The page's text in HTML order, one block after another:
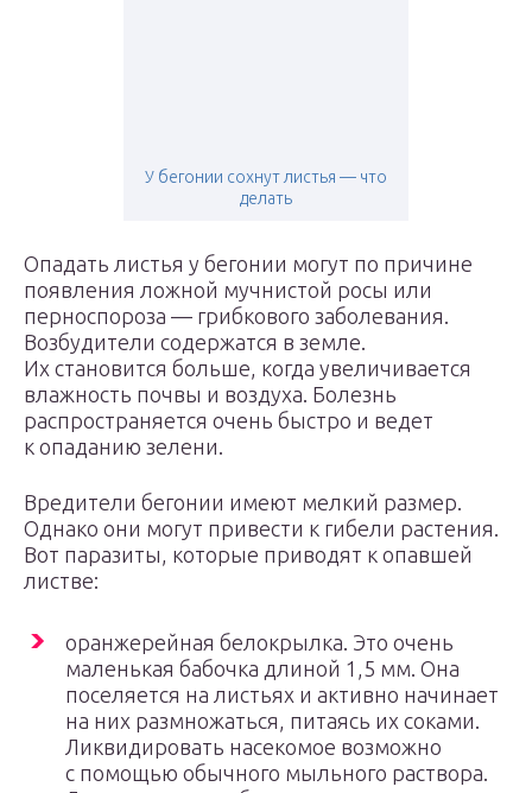
У бегонии сохнут листья — что
делать
Опадать листья у бегонии могут по причине
появления ложной мучнистой росы или
перноспороза — грибкового заболевания.
Возбудители содержатся в земле.
Их становится больше, когда увеличивается
влажность почвы и воздуха. Болезнь
распространяется очень быстро и ведет
к опаданию зелени.
Вредители бегонии имеют мелкий размер.
Однако они могут привести к гибели растения.
Вот паразиты, которые приводят к опавшей
листве:
оранжерейная белокрылка. Это очень
маленькая бабочка длиной 1,5 мм. Она
поселяется на листьях и активно начинает
на них размножаться, питаясь их соками.
Ликвидировать насекомое возможно
с помощью обычного мыльного раствора.